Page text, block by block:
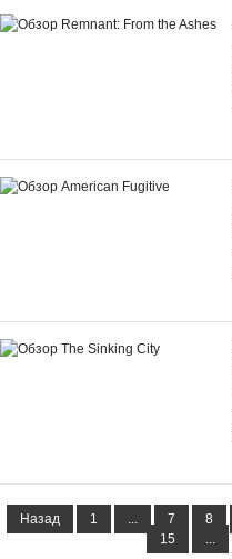
Назад 1 ... 7 8
15
...